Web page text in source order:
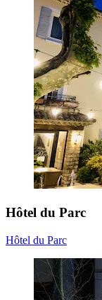
Hôtel du Parc
Hôtel du Parc